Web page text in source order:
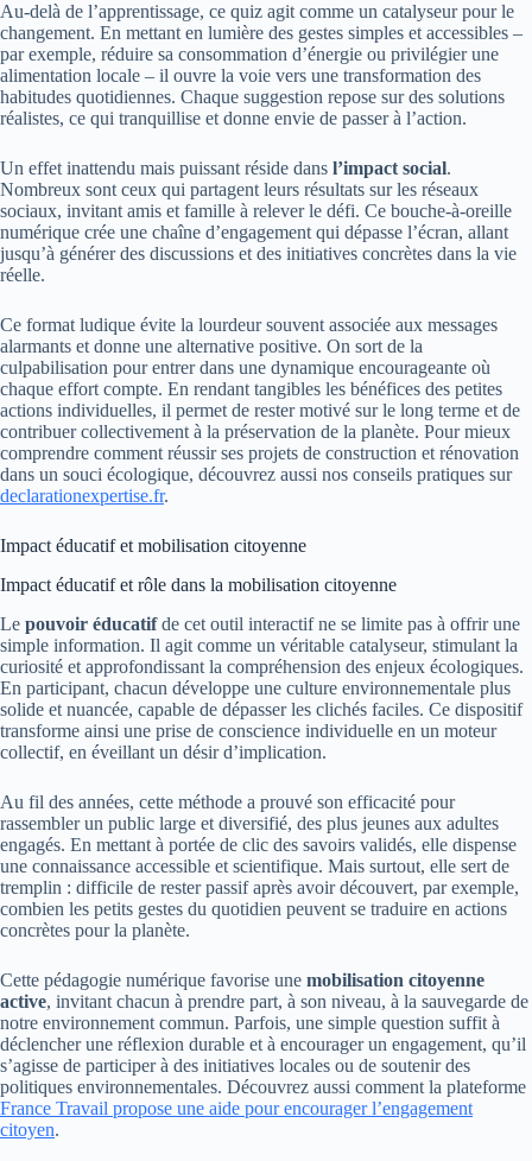
Au-delà de l’apprentissage, ce quiz agit comme un catalyseur pour le
changement. En mettant en lumière des gestes simples et accessibles –
par exemple, réduire sa consommation d’énergie ou privilégier une
alimentation locale – il ouvre la voie vers une transformation des
habitudes quotidiennes. Chaque suggestion repose sur des solutions
réalistes, ce qui tranquillise et donne envie de passer à l’action.
Un effet inattendu mais puissant réside dans l’impact social.
Nombreux sont ceux qui partagent leurs résultats sur les réseaux
sociaux, invitant amis et famille à relever le défi. Ce bouche-à-oreille
numérique crée une chaîne d’engagement qui dépasse l’écran, allant
jusqu’à générer des discussions et des initiatives concrètes dans la vie
réelle.
Ce format ludique évite la lourdeur souvent associée aux messages
alarmants et donne une alternative positive. On sort de la
culpabilisation pour entrer dans une dynamique encourageante où
chaque effort compte. En rendant tangibles les bénéfices des petites
actions individuelles, il permet de rester motivé sur le long terme et de
contribuer collectivement à la préservation de la planète. Pour mieux
comprendre comment réussir ses projets de construction et rénovation
dans un souci écologique, découvrez aussi nos conseils pratiques sur
declarationexpertise.fr.
Impact éducatif et mobilisation citoyenne
Impact éducatif et rôle dans la mobilisation citoyenne
Le pouvoir éducatifde cet outil interactif ne se limite pas à offrir une
simple information. Il agit comme un véritable catalyseur, stimulant la
curiosité et approfondissant la compréhension des enjeux écologiques.
En participant, chacun développe une culture environnementale plus
solide et nuancée, capable de dépasser les clichés faciles. Ce dispositif
transforme ainsi une prise de conscience individuelle en un moteur
collectif, en éveillant un désir d’implication.
Au fil des années, cette méthode a prouvé son efficacité pour
rassembler un public large et diversifié, des plus jeunes aux adultes
engagés. En mettant à portée de clic des savoirs validés, elle dispense
une connaissance accessible et scientifique. Mais surtout, elle sert de
tremplin : difficile de rester passif après avoir découvert, par exemple,
combien les petits gestes du quotidien peuvent se traduire en actions
concrètes pour la planète.
Cette pédagogie numérique favorise une mobilisation citoyenne
active, invitant chacun à prendre part, à son niveau, à la sauvegarde de
notre environnement commun. Parfois, une simple question suffit à
déclencher une réflexion durable et à encourager un engagement, qu’il
s’agisse de participer à des initiatives locales ou de soutenir des
politiques environnementales. Découvrez aussi comment la plateforme
France Travail propose une aide pour encourager l’engagement
citoyen.